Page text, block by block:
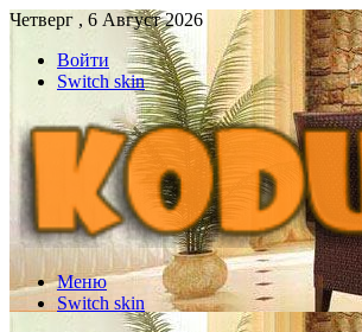
Четверг , 6 Август 2026
Войти
Switch skin
Меню
Switch skin